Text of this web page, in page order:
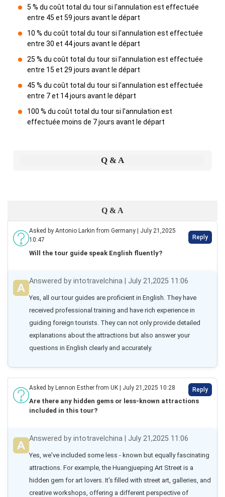
5 % du coût total du tour si l'annulation est effectuée
entre 45 et 59 jours avant le départ
10 % du coût total du tour si l'annulation est effectuée
entre 30 et 44 jours avant le départ
25 % du coût total du tour si l'annulation est effectuée
entre 15 et 29 jours avant le départ
45 % du coût total du tour si l'annulation est effectuée
entre 7 et 14 jours avant le départ
100 % du coût total du tour si l'annulation est
effectuée moins de 7 jours avant le départ
Q & A
Q & A
Asked by Antonio Larkin from Germany | July 21,2025
10:47
Reply
Will the tour guide speak English fluently?
Answered by intotravelchina | July 21,2025 11:06
Yes, all our tour guides are proficient in English. They have
received professional training and have rich experience in
guiding foreign tourists. They can not only provide detailed
explanations about the attractions but also answer your
questions in English clearly and accurately.
Asked by Lennon Esther from UK | July 21,2025 10:28 Reply
Are there any hidden gems or less-known attractions
included in this tour?
Answered by intotravelchina | July 21,2025 11:06
Yes, we've included some less - known but equally fascinating
attractions. For example, the Huangjueping Art Street is a
hidden gem for art lovers. It's filled with street art, galleries, and
creative workshops, offering a different perspective of